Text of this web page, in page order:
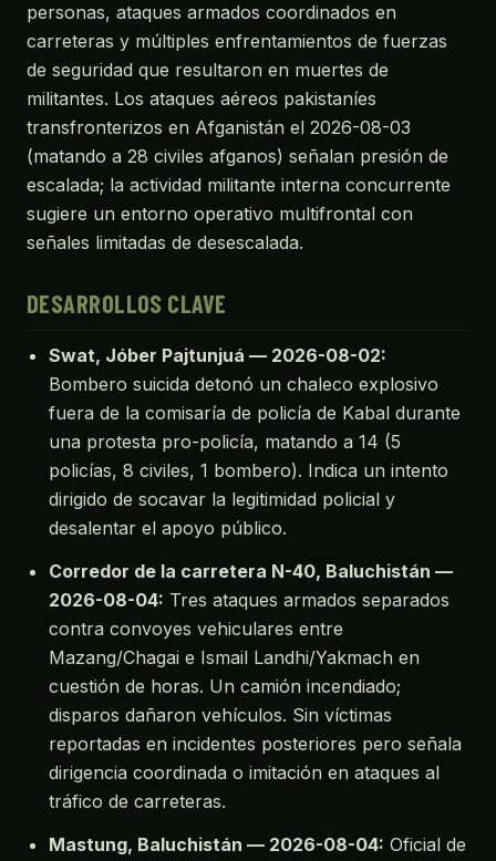
personas, ataques armados coordinados en
carreteras y múltiples enfrentamientos de fuerzas
de seguridad que resultaron en muertes de
militantes. Los ataques aéreos pakistaníes
transfronterizos en Afganistán el 2026-08-03
(matando a 28 civiles afganos) señalan presión de
escalada; la actividad militante interna concurrente
sugiere un entorno operativo multifrontal con
señales limitadas de desescalada.
DESARROLLOS CLAVE
Swat, Jóber Pajtunjuá — 2026-08-02:
Bombero suicida detonó un chaleco explosivo
fuera de la comisaría de policía de Kabal durante
una protesta pro-policía, matando a 14 (5
policías, 8 civiles, 1 bombero). Indica un intento
dirigido de socavar la legitimidad policial y
desalentar el apoyo público.
Corredor de la carretera N-40, Baluchistán —
2026-08-04: Tres ataques armados separados
contra convoyes vehiculares entre
Mazang/Chagai e Ismail Landhi/Yakmach en
cuestión de horas. Un camión incendiado;
disparos dañaron vehículos. Sin víctimas
reportadas en incidentes posteriores pero señala
dirigencia coordinada o imitación en ataques al
tráfico de carreteras.
Mastung, Baluchistán — 2026-08-04: Oficial de